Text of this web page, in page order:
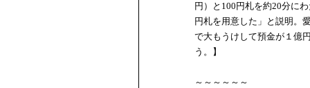
円）と100円札を約20分に
円札を用意した」と説明。
で大もうけして預金が１億
う。】
～～～～～～